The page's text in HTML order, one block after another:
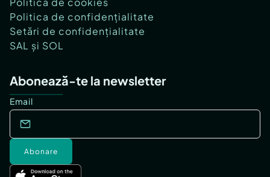
Politica de confidențialitate
Setări de confidențialitate
SAL și SOL
Abonează-te la newsletter
Email
Abonare